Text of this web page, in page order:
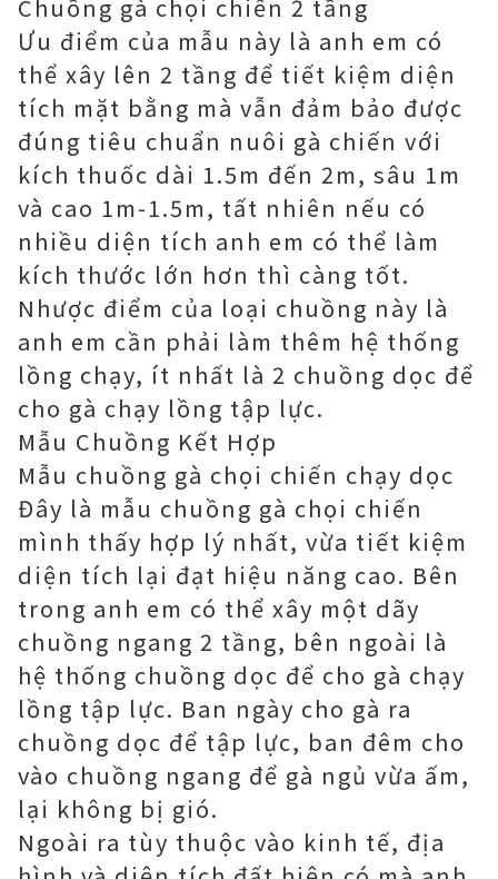
Chuồng gà chọi chiến 2 tầng
Ưu điểm của mẫu này là anh em có
thể xây lên 2 tầng để tiết kiệm diện
tích mặt bằng mà vẫn đảm bảo được
đúng tiêu chuẩn nuôi gà chiến với
kích thuốc dài 1.5m đến 2m, sâu 1m
và cao 1m-1.5m, tất nhiên nếu có
nhiều diện tích anh em có thể làm
kích thước lớn hơn thì càng tốt.
Nhược điểm của loại chuồng này là
anh em cần phải làm thêm hệ thống
lồng chạy, ít nhất là 2 chuồng dọc để
cho gà chạy lồng tập lực.
Mẫu Chuồng Kết Hợp
Mẫu chuồng gà chọi chiến chạy dọc
Đây là mẫu chuồng gà chọi chiến
mình thấy hợp lý nhất, vừa tiết kiệm
diện tích lại đạt hiệu năng cao. Bên
trong anh em có thể xây một dãy
chuồng ngang 2 tầng, bên ngoài là
hệ thống chuồng dọc để cho gà chạy
lồng tập lực. Ban ngày cho gà ra
chuồng dọc để tập lực, ban đêm cho
vào chuồng ngang để gà ngủ vừa ấm,
lại không bị gió.
Ngoài ra tùy thuộc vào kinh tế, địa